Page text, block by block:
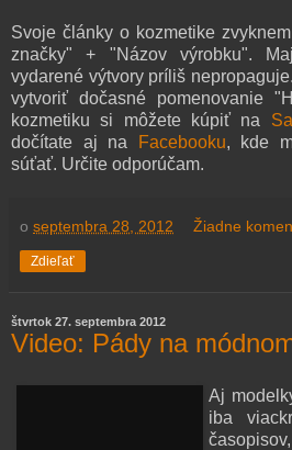
Svoje články o kozmetike
značky" + "Názov výrobku".
vydarené výtvory príliš
vytvoriť dočasné pomenovanie
kozmetiku si môžete kúpiť na
dočítate aj na
Facebooku, kde
súťať. Určite odporúčam.
o septembra 28, 2012 Žiadne
Zdieľať
štvrtok 27. septembra 2012
Video: Pády na
Aj
iba